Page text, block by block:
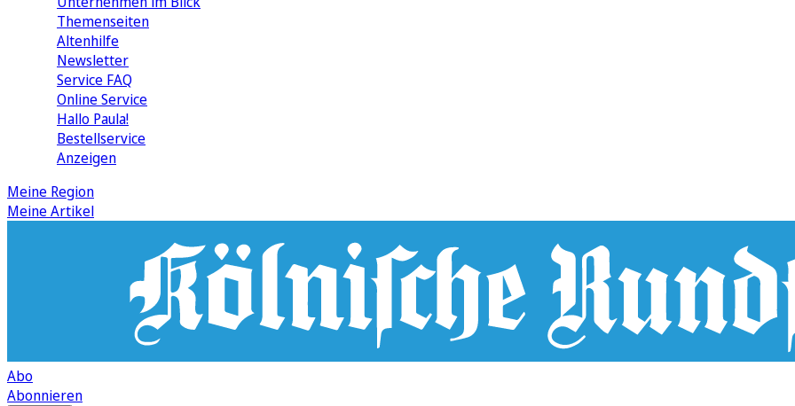
Themenseiten
Altenhilfe
Newsletter
Service FAQ
Online Service
Hallo Paula!
Bestellservice
Anzeigen
Meine Region
Meine Artikel
Abo
Abonnieren